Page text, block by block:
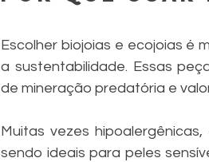
Escolher biojoias e ecojoias é
a sustentabilidade. Essas
de mineração predatória e
Muitas vezes
sendo ideais para peles